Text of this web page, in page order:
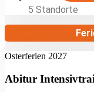
5 Standorte
Osterferien 2027
Abitur